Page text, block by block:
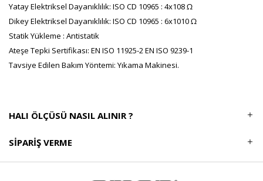
Yatay Elektriksel Dayanıklılık: ISO CD 10965 : 4x108 Ω
Dikey Elektriksel Dayanıklılık: ISO CD 10965 : 6x1010 Ω
Statik Yükleme : Antistatik
Ateşe Tepki Sertifikası: EN ISO 11925-2 EN ISO 9239-1
Tavsiye Edilen Bakım Yöntemi: Yıkama Makinesi.
HALI ÖLÇÜSÜ NASIL ALINIR ?
SIPARIŞ VERME